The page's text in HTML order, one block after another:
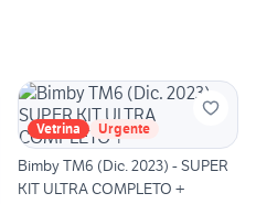
Vetrina Urgente
Bimby TM6 (Dic. 2023) - SUPER
KIT ULTRA COMPLETO +